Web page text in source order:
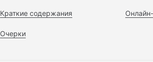
Краткие содержания
Очерки